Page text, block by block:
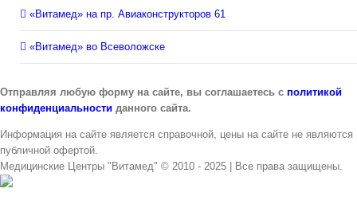
«Витамед» на пр. Авиаконструкторов 61
«Витамед» во Всеволожске
Отправляя любую форму на сайте, вы соглашаетесь с политикой
конфиденциальности данного сайта.
Информация на сайте является справочной, цены на сайте не являются
публичной офертой.
Медицинские Центры "Витамед" © 2010 - 2025 | Все права защищены.